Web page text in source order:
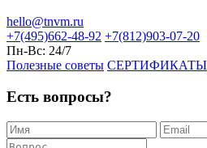
hello@tnvm.ru
+7(495)662-48-92 +7(812)903-07-20
Пн-Вс: 24/7
Полезные советы СЕРТИФИКАТЫ
Есть вопросы?